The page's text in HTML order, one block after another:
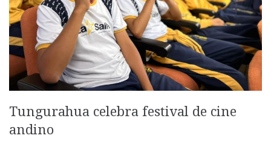
Tungurahua celebra festival de cine
andino